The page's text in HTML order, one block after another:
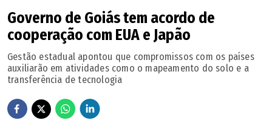
Governo de Goiás tem acordo de
cooperação com EUA e Japão
Gestão estadual apontou que compromissos com os países
auxiliarão em atividades como o mapeamento do solo e a
transferência de tecnologia